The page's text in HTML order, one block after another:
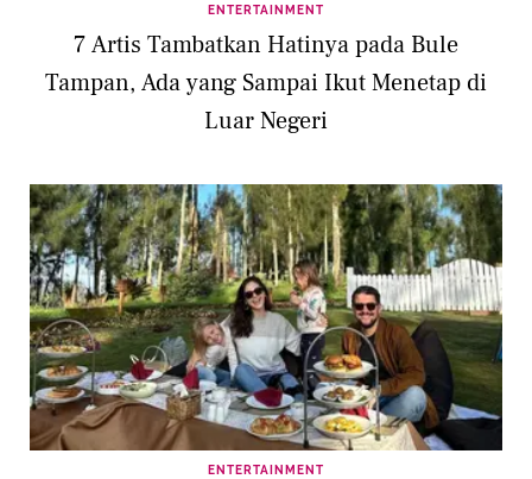
ENTERTAINMENT
7 Artis Tambatkan Hatinya pada Bule
Tampan, Ada yang Sampai Ikut Menetap di
Luar Negeri
ENTERTAINMENT